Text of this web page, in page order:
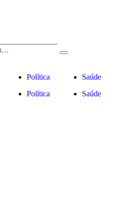
Política Saúde
Política Saúde